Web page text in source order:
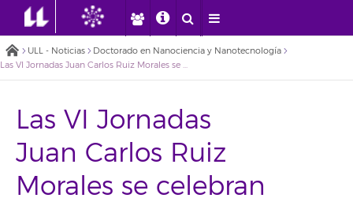
ULL - Noticias
Doctorado en Nanociencia y Nanotecnología
Las VI Jornadas Juan Carlos Ruiz Morales se celebran con el foco puesto en el progreso de materiales avanzados para aplicaciones tecnológicas
Las VI Jornadas
Juan Carlos Ruiz
Morales se celebran